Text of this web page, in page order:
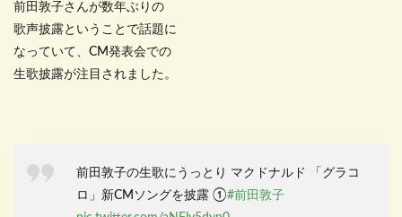
前田敦子さんが数年ぶりの
歌声披露ということで話題に
なっていて、CM発表会での
生歌披露が注目されました。
前田敦子の生歌にうっとり マクドナルド 「グラコ
ロ」新CMソングを披露 ①#前田敦子